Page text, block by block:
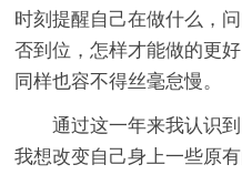
时刻提醒自己在做什么，
否到位，怎样才能做的更
同样也容不得丝毫怠慢。
通过这一年来我认识
我想改变自己身上一些原